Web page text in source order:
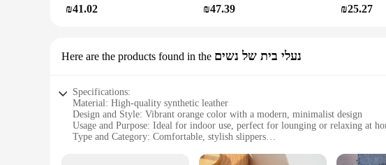
₪41.02 ₪47.39 ₪25.27
Here are the products found in the נעלי בית של נשים
Specifications:
Material: High-quality synthetic leather
Design and Style: Vibrant orange color with a modern, minimalist design
Usage and Purpose: Ideal for indoor use, perfect for lounging or relaxing at
Type and Category: Comfortable, stylish slippers
Parts and Accessories: Available in sets for sale